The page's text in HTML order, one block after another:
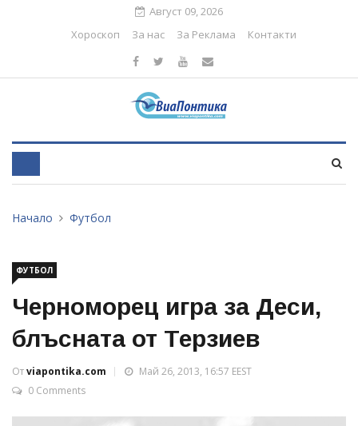
Август 09, 2026
Хороскоп
За нас За Реклама Контакти
Начало Футбол
ФУТБОЛ
Черноморец игра за Деси,
блъснатa от Терзиев
Отviapontika.com
Май 26, 2013, 16:57 EEST
0 Comments